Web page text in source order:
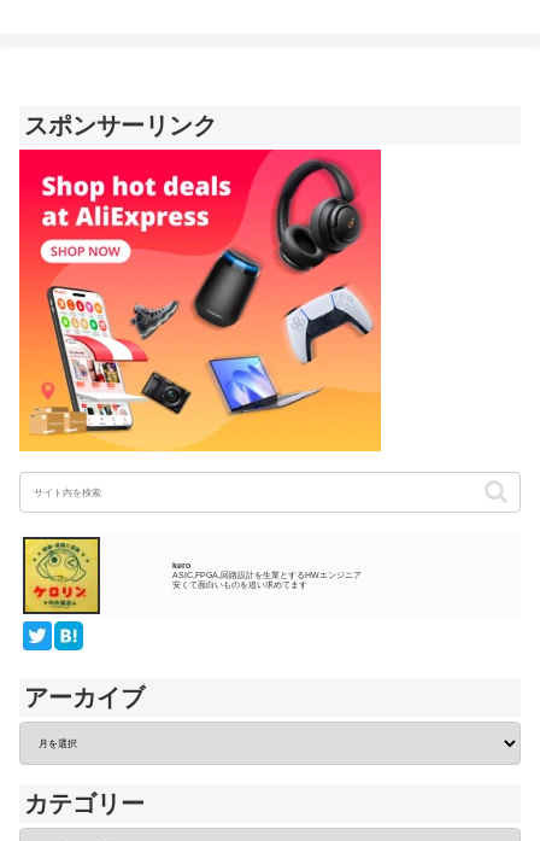
スポンサーリンク
kero
ASIC,FPGA,回路設計を生業とするHWエンジニア
安くて面白いものを追い求めてます
アーカイブ
カテゴリー